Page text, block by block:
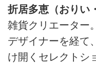
折居多恵（おりい
雑貨クリエーター
デザイナーを経て
け開くセレクトシ